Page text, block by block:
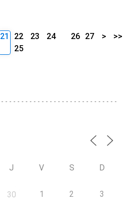
21 22 23
24
25
26 27 > >>
J V S D
30 1 2 3